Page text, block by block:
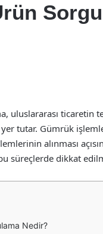
uluslararası ticaretin
tutar. Gümrük
alınması
süreçlerde dikkat
Nedir?